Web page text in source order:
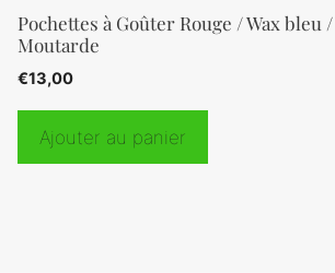
Pochettes à Goûter Rouge / Wax bleu
Moutarde
€13,00
Ajouter au panier